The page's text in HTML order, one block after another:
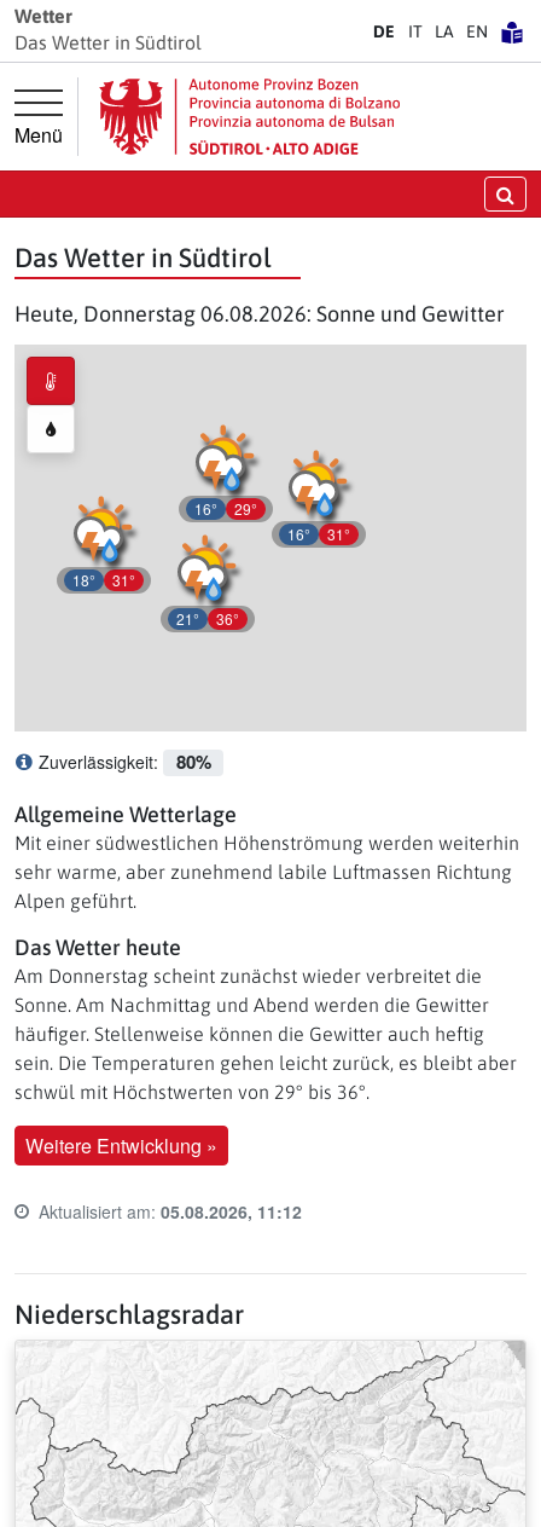
Springe direkt zur Hauptnavigation
Springe direkt zum Inhalt
Wetter
Das Wetter in Südtirol
DE IT LA EN
Menü
Das Wetter in Südtirol
Heute, Donnerstag 06.08.2026: Sonne und Gewitter
18° 31°
16° 29°
21° 36°
16° 31°
Zuverlässigkeit: 80%
Allgemeine Wetterlage
Mit einer südwestlichen Höhenströmung werden weiterhin
sehr warme, aber zunehmend labile Luftmassen Richtung
Alpen geführt.
Das Wetter heute
Am Donnerstag scheint zunächst wieder verbreitet die
Sonne. Am Nachmittag und Abend werden die Gewitter
häufiger. Stellenweise können die Gewitter auch heftig
sein. Die Temperaturen gehen leicht zurück, es bleibt aber
schwül mit Höchstwerten von 29° bis 36°.
Weitere Entwicklung »
Last update time:
Aktualisiert am: 05.08.2026, 11:12
Niederschlagsradar